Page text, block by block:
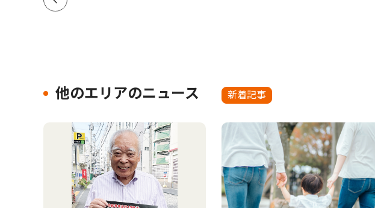
他のエリアのニュース 新着記事